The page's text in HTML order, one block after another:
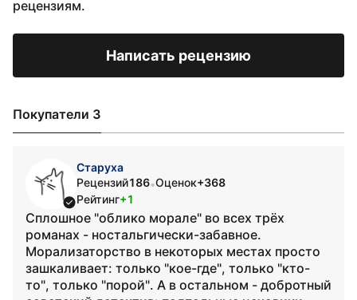
рецензиям.
Написать рецензию
Покупатели 3
Старуха
Рецензий186•Оценок+368
Рейтинг+1
Сплошное "облико морале" во всех трёх
романах - ностальгически-забавное.
Морализаторство в некоторых местах просто
зашкаливает: только "кое-где", только "кто-
то", только "порой". А в остальном - добротный